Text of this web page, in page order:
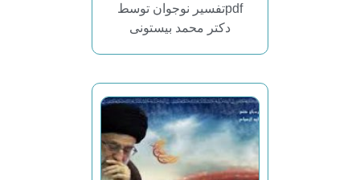
pdfتفسیر نوجوان توسط
دکتر محمد بیستونی